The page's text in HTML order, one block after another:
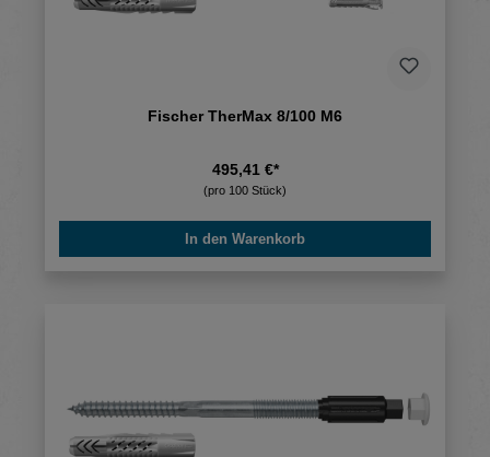
Fischer TherMax 8/100 M6
495,41 €*
(pro 100 Stück)
In den Warenkorb